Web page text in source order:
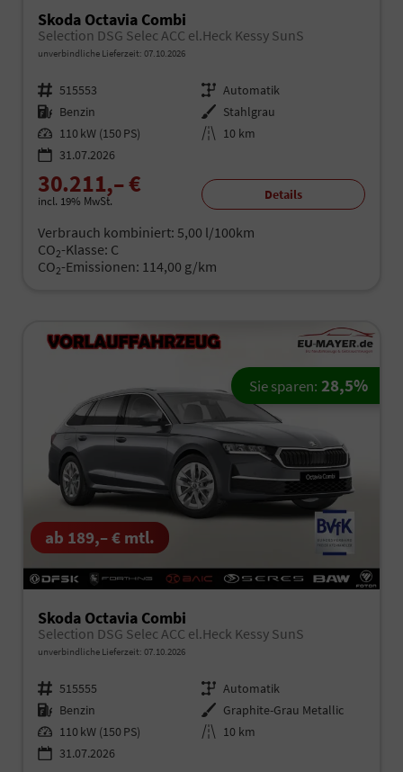
Skoda Octavia Combi
Selection DSG Selec ACC el.Heck Kessy SunS
unverbindliche Lieferzeit: 07.10.2026
Fahrzeugnr. 515553 Getriebe Automatik
Kraftstoff Benzin Außenfarbe Stahlgrau
Leistung 110 kW (150 PS) Kilometerstand 10 km
31.07.2026
30.211,– €
incl. 19% MwSt. Details
Verbrauch kombiniert: 5,00 l/100km
CO2-Klasse: C
CO2-Emissionen: 114,00 g/km
ab 189,– € mtl.
Skoda Octavia Combi
Selection DSG Selec ACC el.Heck Kessy SunS
unverbindliche Lieferzeit: 07.10.2026
Fahrzeugnr. 515555 Getriebe Automatik
Kraftstoff Benzin Außenfarbe Graphite-Grau Metallic
Leistung 110 kW (150 PS) Kilometerstand 10 km
31.07.2026
Sie sparen: 28,5%